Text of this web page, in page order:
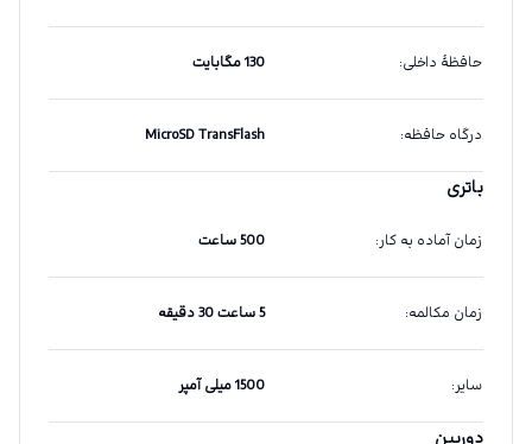
حافظهٔ داخلی: 130 مگابایت
درگاه حافظه:
MicroSD TransFlash
باتری
زمان آماده به کار: 500 ساعت
زمان مکالمه: 5 ساعت 30 دقیقه
سایر: 1500 میلی آمپر
دوربین